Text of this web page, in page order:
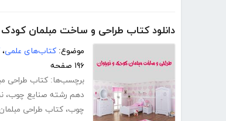
دانلود کتاب طراحی و ساخت مبلمان
موضوع: کتاب‌های علمی،
۱۹۶ صفحه
برچسب‌ها: کتاب طراحی
دهم رشته صنایع چوب،
چوب، کتاب طراحی